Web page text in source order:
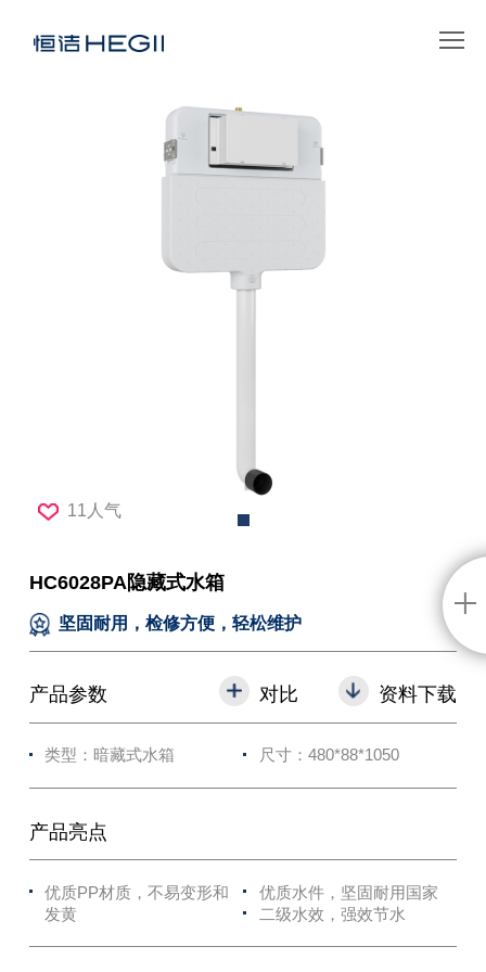
11人气
HC6028PA隐藏式水箱
坚固耐用，检修方便，轻松维护
产品参数 资料下载
对比
类型：暗藏式水箱 尺寸：480*88*1050
产品亮点
优质PP材质，不易变形和
发黄
优质水件，坚固耐用国家
二级水效，强效节水